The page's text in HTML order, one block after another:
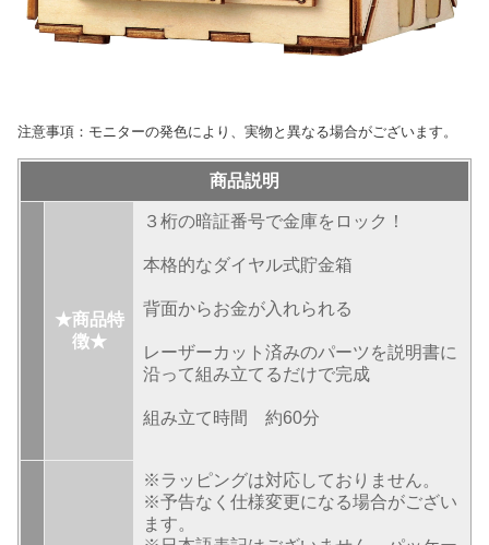
注意事項：モニターの発色により、実物と異なる場合がございます。
商品説明
★商品特
徴★
３桁の暗証番号で金庫をロック！
本格的なダイヤル式貯金箱
背面からお金が入れられる
レーザーカット済みのパーツを説明書に
沿って組み立てるだけで完成
組み立て時間 約60分
※ラッピングは対応しておりません。
※予告なく仕様変更になる場合がござい
ます。